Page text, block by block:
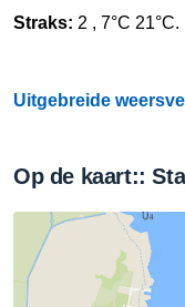
Straks: 2 , 7°C 21°C.
Uitgebreide
Op de kaart::